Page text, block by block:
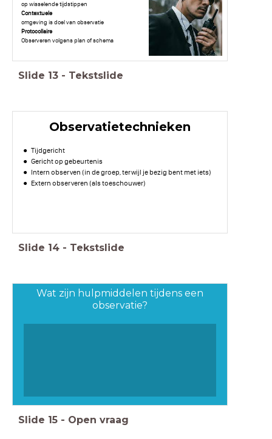
op wisselende tijdstippen
Contextuele
omgeving is doel van observatie
Protocollaire
Observeren volgens plan of schema
Slide 13 - Tekstslide
Observatietechnieken
Tijdgericht
Gericht op gebeurtenis
Intern observen (in de groep, terwijl je bezig bent met iets)
Extern observeren (als toeschouwer)
Slide 14 - Tekstslide
Wat zijn hulpmiddelen tijdens een
observatie?
Slide 15 - Open vraag